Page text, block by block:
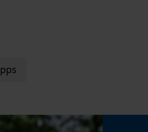
Marketing Cookies
Google Global Site Tag